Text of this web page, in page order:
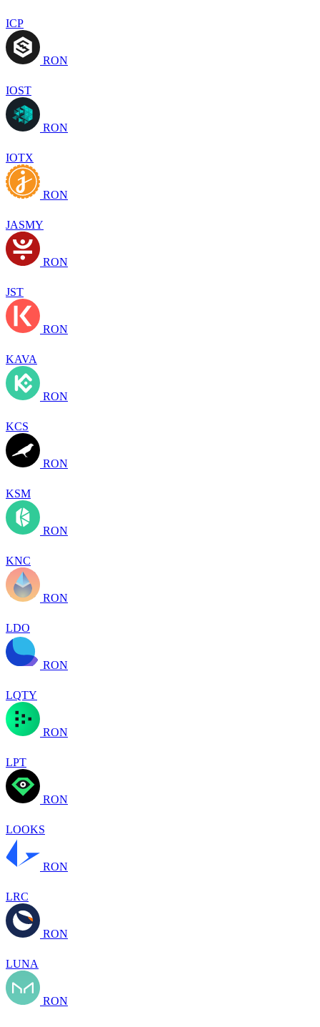
ICP
RON
IOST
RON
IOTX
RON
JASMY
RON
JST
RON
KAVA
RON
KCS
RON
KSM
RON
KNC
RON
LDO
RON
LQTY
RON
LPT
RON
LOOKS
RON
LRC
RON
LUNA
RON